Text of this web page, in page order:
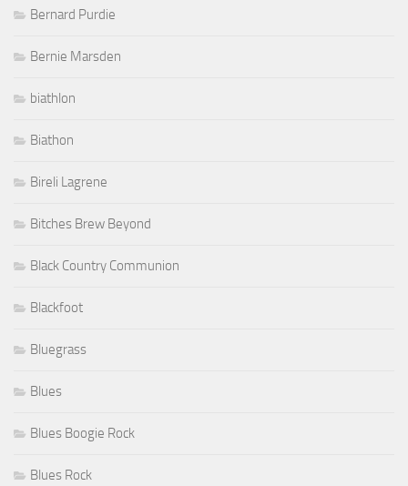
Bernard Purdie
Bernie Marsden
biathlon
Biathon
Bireli Lagrene
Bitches Brew Beyond
Black Country Communion
Blackfoot
Bluegrass
Blues
Blues Boogie Rock
Blues Rock